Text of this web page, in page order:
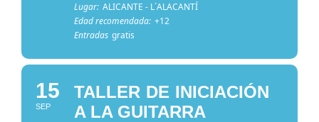
Lugar: ALICANTE - L´ALACANTÍ
Edad recomendada: +12
Entradas gratis
15
SEP
TALLER DE INICIACIÓN
A LA GUITARRA